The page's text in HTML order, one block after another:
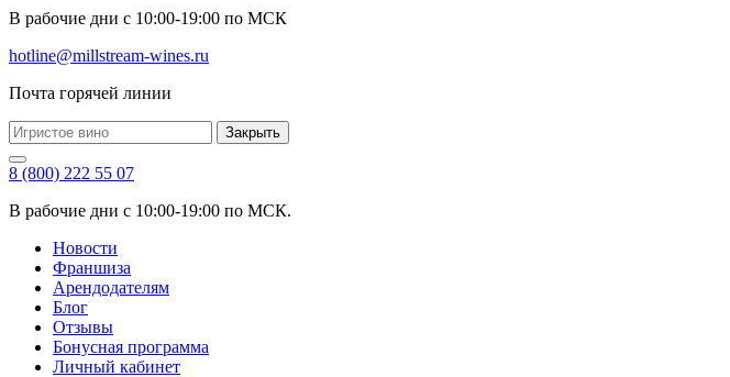
В рабочие дни с 10:00-19:00 по МСК
hotline@millstream-wines.ru
Почта горячей линии
Закрыть
8 (800) 222 55 07
В рабочие дни с 10:00-19:00 по МСК.
Новости
Франшиза
Арендодателям
Блог
Отзывы
Бонусная программа
Личный кабинет